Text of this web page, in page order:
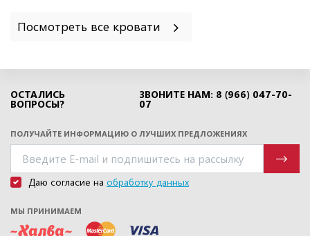
Посмотреть все кровати
ОСТАЛИСЬ
ВОПРОСЫ?
ЗВОНИТЕ НАМ: 8 (966) 047-70-
07
ПОЛУЧАЙТЕ ИНФОРМАЦИЮ О ЛУЧШИХ ПРЕДЛОЖЕНИЯХ
Даю согласие на обработку данных
МЫ ПРИНИМАЕМ